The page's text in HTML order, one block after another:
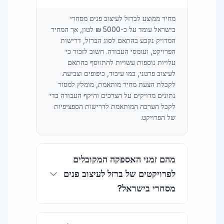
מחיר ממוצע לברזל לעיצוב פנים מסחרי
בישראל עומד על כ-5000 ₪ לטון, אך המחיר
המדויק נקבע בהתאם לסוג הברזל, דרישות
הפרויקט, ועומסי העבודה. חשוב לזכור כי
עלויות נוספות עשויות להתווסף בהתאם
לעיצוב פרטני, כמו עיבוד, כיפופים וצביעה.
לקבלת הצעת מחיר מותאמת, מומלץ למסור
נתונים מדויקים על הצרכים והיקף העבודה כדי
לקבל הערכה המותאמת לדרישות הספציפיות
של הפרויקט.
מהם זמני האספקה המקובלים
לפרויקטים של ברזל לעיצוב פנים
מסחרי בישראל?
זמני האספקה לפרויקטים של ברזל לעיצוב פנים